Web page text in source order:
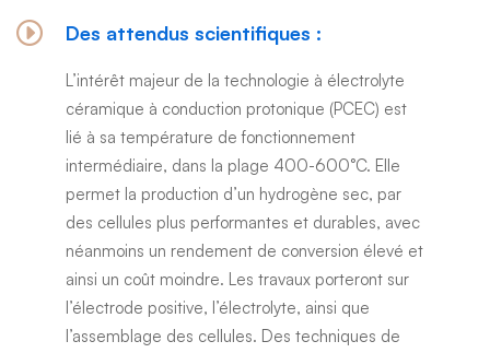
Des attendus scientifiques :
L’intérêt majeur de la technologie à électrolyte
céramique à conduction protonique (PCEC) est
lié à sa température de fonctionnement
intermédiaire, dans la plage 400-600°C. Elle
permet la production d’un hydrogène sec, par
des cellules plus performantes et durables, avec
néanmoins un rendement de conversion élevé et
ainsi un coût moindre. Les travaux porteront sur
l’électrode positive, l’électrolyte, ainsi que
l’assemblage des cellules. Des techniques de